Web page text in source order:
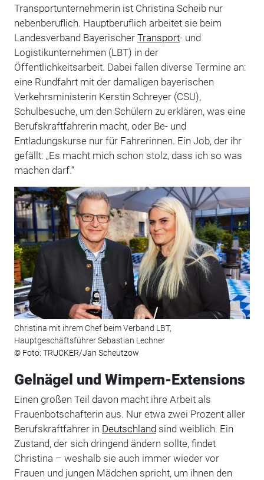
Transportunternehmerin ist Christina Scheib nur
nebenberuflich. Hauptberuflich arbeitet sie beim
Landesverband Bayerischer Transport- und
Logistikunternehmen (LBT) in der
Öffentlichkeitsarbeit. Dabei fallen diverse Termine an:
eine Rundfahrt mit der damaligen bayerischen
Verkehrsministerin Kerstin Schreyer (CSU),
Schulbesuche, um den Schülern zu erklären, was eine
Berufskraftfahrerin macht, oder Be- und
Entladungskurse nur für Fahrerinnen. Ein Job, der ihr
gefällt: „Es macht mich schon stolz, dass ich so was
machen darf.“
Christina mit ihrem Chef beim Verband LBT,
Hauptgeschäftsführer Sebastian Lechner
© Foto: TRUCKER/Jan Scheutzow
Gelnägel und Wimpern-Extensions
Einen großen Teil davon macht ihre Arbeit als
Frauenbotschafterin aus. Nur etwa zwei Prozent aller
Berufskraftfahrer in Deutschland sind weiblich. Ein
Zustand, der sich dringend ändern sollte, findet
Christina – weshalb sie auch immer wieder vor
Frauen und jungen Mädchen spricht, um ihnen den